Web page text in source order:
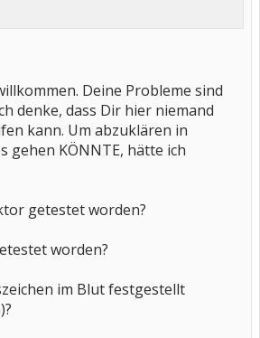
Deine Probleme sind
denke, dass Dir hier niemand
kann. Um abzuklären in
gehen KÖNNTE, hätte ich
getestet worden?
worden?
im Blut festgestellt